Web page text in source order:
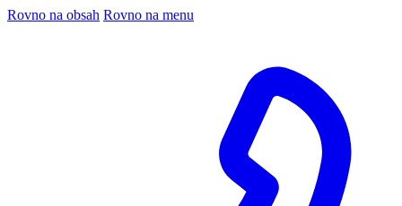
Rovno na obsah Rovno na menu